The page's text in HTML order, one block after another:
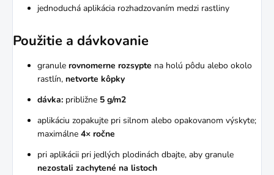
jednoduchá aplikácia rozhadzovaním medzi rastliny
Použitie a dávkovanie
granule rovnomerne rozsypte na holú pôdu alebo okolo
rastlín, netvorte kôpky
dávka: približne 5 g/m2
aplikáciu zopakujte pri silnom alebo opakovanom výskyte;
maximálne 4× ročne
pri aplikácii pri jedlých plodinách dbajte, aby granule
nezostali zachytené na listoch